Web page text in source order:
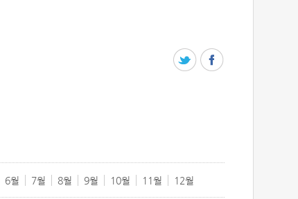
6월 7월 8월 9월 10월 11월 12월